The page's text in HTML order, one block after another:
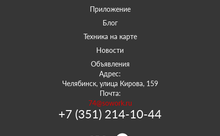
Приложение
Блог
Техника на карте
Новости
Объявления
Адрес:
Челябинск, улица Кирова, 159
Почта:
74@sowork.ru
+7 (351) 214-10-44